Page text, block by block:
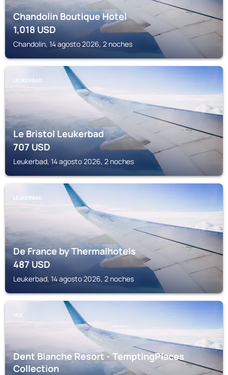
Chandolin Boutique Hotel
1,018 USD
Chandolin, 14 agosto 2026, 2 noches
LEUKERBAD
Le Bristol Leukerbad
707USD
Leukerbad, 14 agosto 2026, 2 noches
LEUKERBAD
De France by Thermalhotels
487USD
Leukerbad, 14 agosto 2026, 2 noches
VEX
Dent Blanche Resort - TemptingPlaces
Collection